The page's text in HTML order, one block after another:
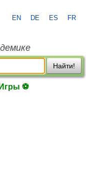
EN DE ES FR
Найти!
Игры ⚽